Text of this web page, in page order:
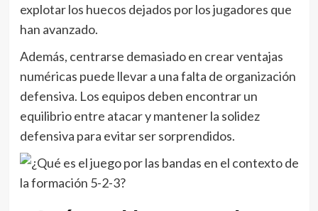
explotar los huecos dejados por los jugadores que
han avanzado.
Además, centrarse demasiado en crear ventajas
numéricas puede llevar a una falta de organización
defensiva. Los equipos deben encontrar un
equilibrio entre atacar y mantener la solidez
defensiva para evitar ser sorprendidos.